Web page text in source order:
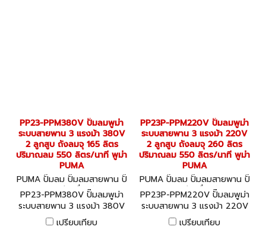
PP23-PPM380V ปั๊มลมพูม่า
ระบบสายพาน 3 แรงม้า 380V
2 ลูกสูบ ถังลมจุ 165 ลิตร
ปริมาณลม 550 ลิตร/นาที พูม่า
PUMA
PUMA ปั๊มลม ปั๊มลมสายพาน ปั๊
มลมออยล์ฟรี เครื่องอัดลม PP
23-PPM380V
PP23-PPM380V ปั๊มลมพูม่า
ระบบสายพาน 3 แรงม้า 380V
2 ลูกสูบ ถังลมจุ 165 ลิตร
ปริมาณลม 550 ลิตร/นาที พูม่า
เปรียบเทียบ
PP23P-PPM220V ปั๊มลมพูม่า
ระบบสายพาน 3 แรงม้า 220V
2 ลูกสูบ ถังลมจุ 260 ลิตร
ปริมาณลม 550 ลิตร/นาที พูม่า
PUMA
PUMA ปั๊มลม ปั๊มลมสายพาน ปั๊
มลมออยล์ฟรี เครื่องอัดลม PP
23P-PPM220V
PP23P-PPM220V ปั๊มลมพูม่า
ระบบสายพาน 3 แรงม้า 220V
2 ลูกสูบ ถังลมจุ 260 ลิตร
ปริมาณลม 550 ลิตร/นาที พูม่า
เปรียบเทียบ